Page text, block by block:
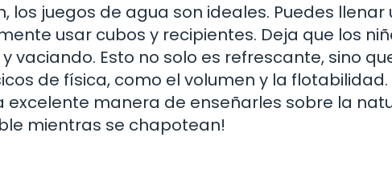
los juegos de agua son ideales. Puedes llenar
usar cubos y recipientes. Deja que los
vaciando. Esto no solo es refrescante, sino
de física, como el volumen y la flotabilidad.
excelente manera de enseñarles sobre la
mientras se chapotean!